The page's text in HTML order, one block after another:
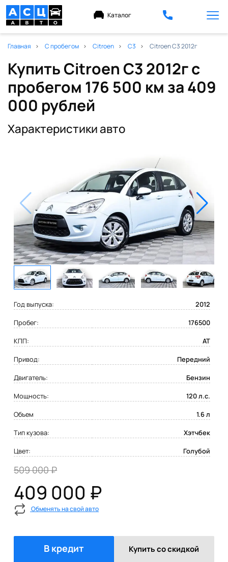
Каталог
Главная С пробегом Citroen C3 Citroen C3 2012г
Купить Citroen C3 2012г с
пробегом 176 500 км за 409
000 рублей
Характеристики авто
Год выпуска:
2012
Пробег:
176500
КПП:
AT
Привод:
Передний
Двигатель:
Бензин
Мощность:
120 л.с.
Объем
1.6 л
Тип кузова:
Хэтчбек
Цвет:
Голубой
509 000 ₽
409 000 ₽
Обменять на свой авто
В кредит Купить со скидкой